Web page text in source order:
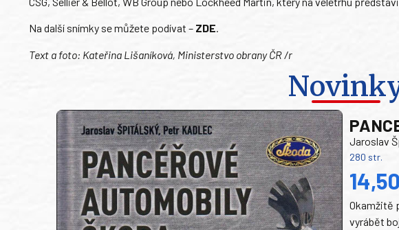
Na další snímky se můžete podívat – ZDE.
Text a foto: Kateřina Lišaníková, Ministerstvo obrany ČR /r
Jaroslav
280 str.
Okamžitě
vyrábět